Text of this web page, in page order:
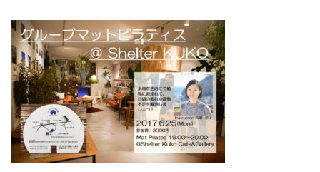
ブログ アクセス お問い合わせ